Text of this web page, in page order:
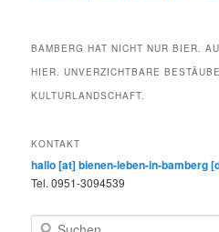
BAMBERG HAT NICHT NUR BIER.
HIER. UNVERZICHTBARE
KULTURLANDSCHAFT.
KONTAKT
hallo [at] bienen-leben-in-bamberg
Tel. 0951-3094539